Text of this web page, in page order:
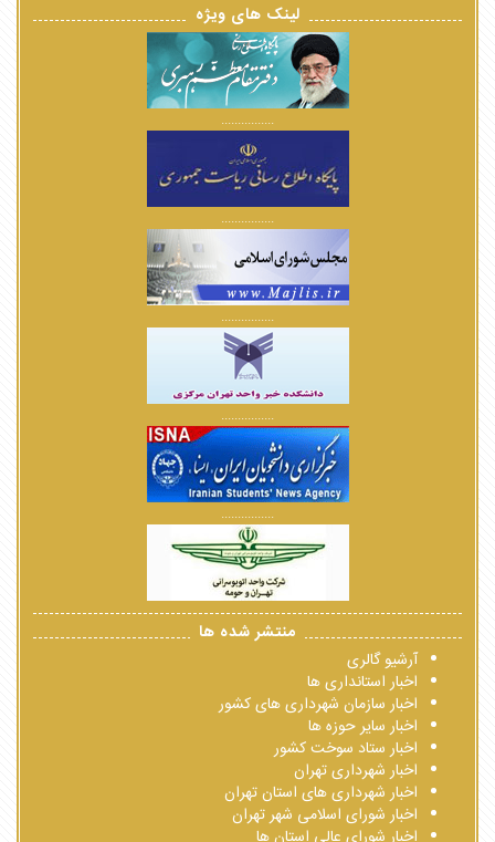
لینک های ویژه
................
................
................
................
................
منتشر شده ها
آرشیو گالری
اخبار استانداری ها
اخبار سازمان شهرداری های کشور
اخبار سایر حوزه ها
اخبار ستاد سوخت کشور
اخبار شهرداری تهران
اخبار شهرداری های استان تهران
اخبار شورای اسلامی شهر تهران